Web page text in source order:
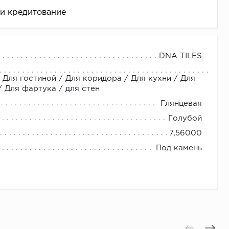
кредитование
DNA TILES
гостиной / Для коридора / Для кухни / Для
фартука / для стен
Глянцевая
Голубой
7,56000
Под камень
или Звоните нам: +7 (800) 600-48-49 +7
Ленинградское шоссе дом 25, Торговый Центр